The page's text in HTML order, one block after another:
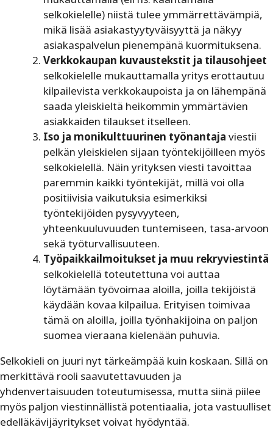
selkokielelle) niistä tulee ymmärrettävämpiä,
mikä lisää asiakastyytyväisyyttä ja näkyy
asiakaspalvelun pienempänä kuormituksena.
Verkkokaupan kuvaustekstit ja tilausohjeet
selkokielelle mukauttamalla yritys erottautuu
kilpailevista verkkokaupoista ja on lähempänä
saada yleiskieltä heikommin ymmärtävien
asiakkaiden tilaukset itselleen.
Iso ja monikulttuurinen työnantaja viestii
pelkän yleiskielen sijaan työntekijöilleen myös
selkokielellä. Näin yrityksen viesti tavoittaa
paremmin kaikki työntekijät, millä voi olla
positiivisia vaikutuksia esimerkiksi
työntekijöiden pysyvyyteen,
yhteenkuuluvuuden tuntemiseen, tasa-arvoon
sekä työturvallisuuteen.
Työpaikkailmoitukset ja muu rekryviestintä
selkokielellä toteutettuna voi auttaa
löytämään työvoimaa aloilla, joilla tekijöistä
käydään kovaa kilpailua. Erityisen toimivaa
tämä on aloilla, joilla työnhakijoina on paljon
suomea vieraana kielenään puhuvia.
Selkokieli on juuri nyt tärkeämpää kuin koskaan. Sillä on
merkittävä rooli saavutettavuuden ja
yhdenvertaisuuden toteutumisessa, mutta siinä piilee
myös paljon viestinnällistä potentiaalia, jota vastuulliset
edelläkävijäyritykset voivat hyödyntää.